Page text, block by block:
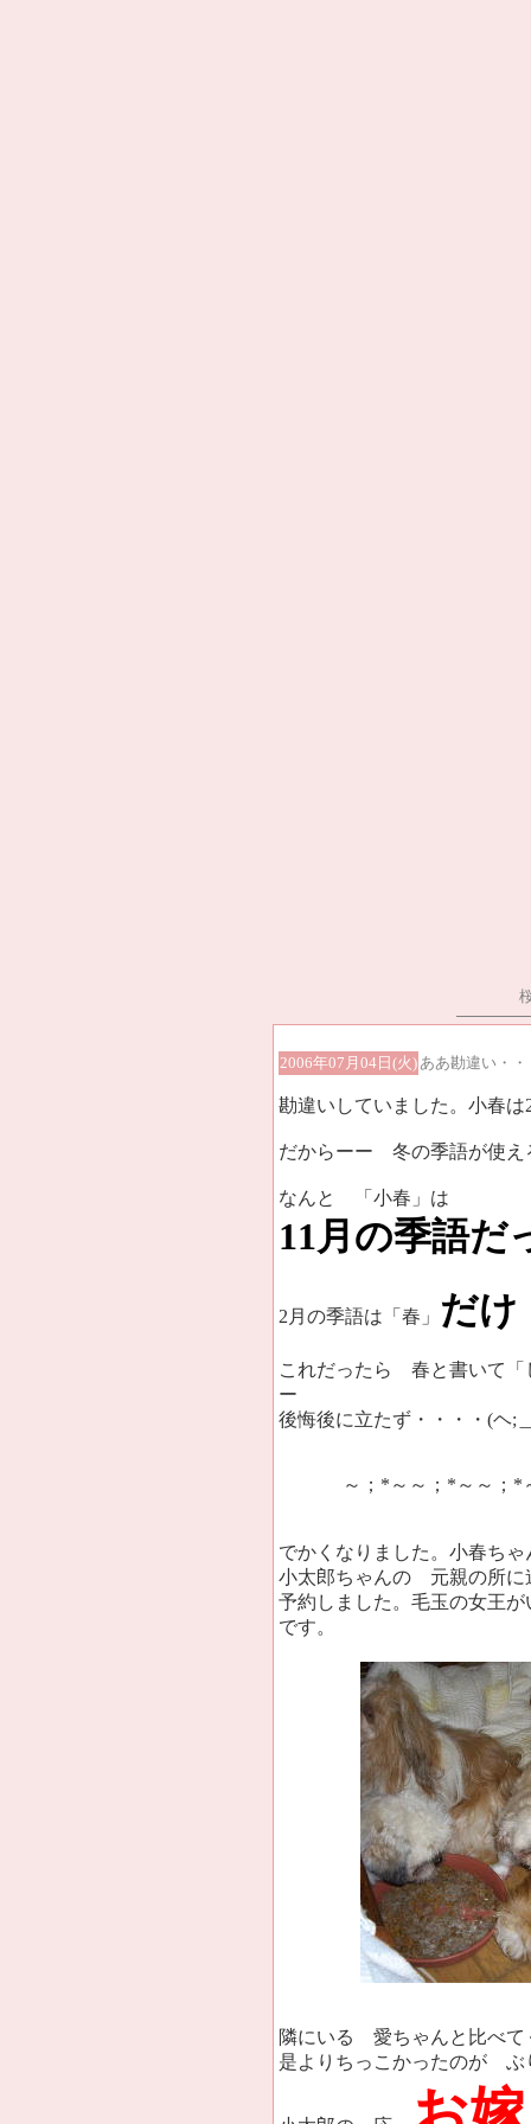
2006年07月04日(火)ああ勘違い・・
勘違いしていました。小春は
だからーー 冬の季語が使
なんと 「小春」は
11月の季語だ
2月の季語は「春」 だけ
これだったら 春と書いて「
ー
後悔後に立たず・・・・(ヘ
～；*～～；*～～；
でかくなりました。小春ちゃ
小太郎ちゃんの 元親の所
予約しました。毛玉の女王
です。
隣にいる 愛ちゃんと比べて
是よりちっこかったのが ぶ